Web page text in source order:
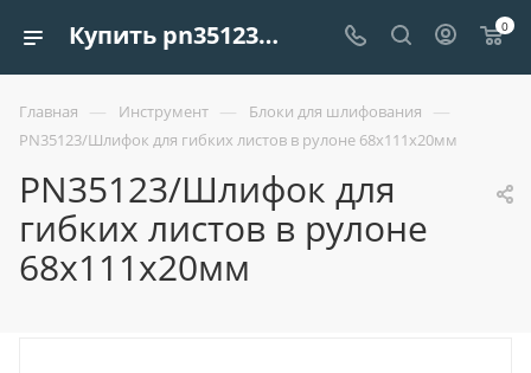
Купить pn35123/шлифок для гибких листов в рулоне 68x111х20мм | Европроект Tрейдинг 0
Главная — Инструмент — Блоки для шлифования —
PN35123/Шлифок для гибких листов в рулоне 68x111х20мм
PN35123/Шлифок для
гибких листов в рулоне
68x111х20мм